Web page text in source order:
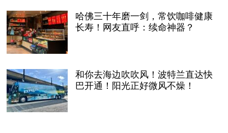
哈佛三十年磨一剑，常饮咖啡健康
长寿！网友直呼：续命神器？
和你去海边吹吹风！波特兰直达快
巴开通！阳光正好微风不燥！